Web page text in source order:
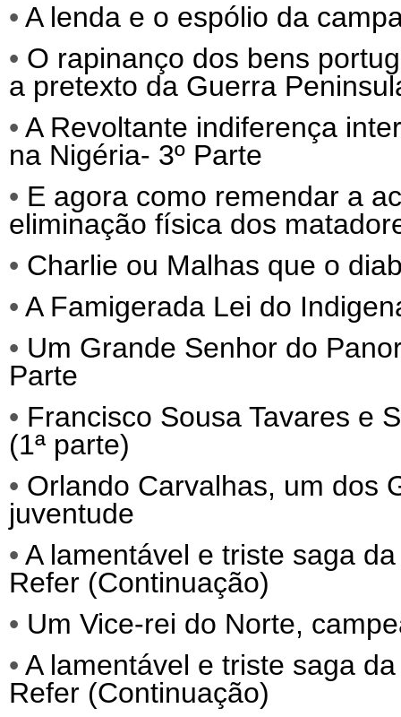
• A lenda e o espólio da
• O rapinanço dos bens
a pretexto da Guerra
• A Revoltante indiferença
na Nigéria- 3º Parte
• E agora como remendar a
eliminação física dos
• Charlie ou Malhas que o
• A Famigerada Lei do
• Um Grande Senhor do
Parte
• Francisco Sousa Tavares e
(1ª parte)
• Orlando Carvalhas, um dos
juventude
• A lamentável e triste saga
Refer (Continuação)
• Um Vice-rei do Norte,
• A lamentável e triste saga
Refer (Continuação)